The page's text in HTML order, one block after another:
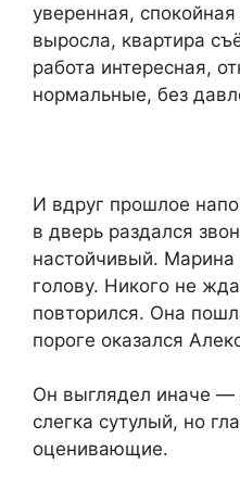
уверенная,
выросла, квартира
работа интересная,
нормальные, без
И вдруг прошлое
в дверь раздался
настойчивый. Марина
голову. Никого не
повторился. Она
пороге оказался
Он выглядел иначе
слегка сутулый, но
оценивающие.